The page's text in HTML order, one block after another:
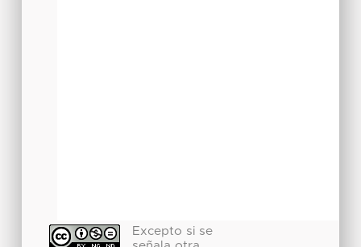
Excepto si se